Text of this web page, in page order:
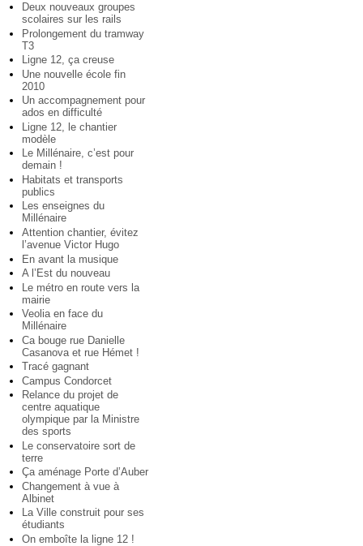
Deux nouveaux groupes
scolaires sur les rails
Prolongement du tramway
T3
Ligne 12, ça creuse
Une nouvelle école fin
2010
Un accompagnement pour
ados en difficulté
Ligne 12, le chantier
modèle
Le Millénaire, c’est pour
demain !
Habitats et transports
publics
Les enseignes du
Millénaire
Attention chantier, évitez
l’avenue Victor Hugo
En avant la musique
A l’Est du nouveau
Le métro en route vers la
mairie
Veolia en face du
Millénaire
Ca bouge rue Danielle
Casanova et rue Hémet !
Tracé gagnant
Campus Condorcet
Relance du projet de
centre aquatique
olympique par la Ministre
des sports
Le conservatoire sort de
terre
Ça aménage Porte d’Auber
Changement à vue à
Albinet
La Ville construit pour ses
étudiants
On emboîte la ligne 12 !